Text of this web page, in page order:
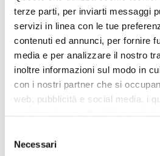
terze parti, per inviarti messaggi
servizi in linea con le tue
contenuti ed annunci, per fornire
media e per analizzare il nostro
inoltre informazioni sul modo in
con i nostri partner che si
web, pubblicità e social media, i
mera chiusura del banner non
Selection
Necessari
prezzi indicati nella presente scheda
e omissioni dovuti ad aggiornamenti
dati. Invitiamo i gentili clienti a
mail per verificare l’effettiva
veicolo. Il Gruppo Elitcar declina ogni
errori o incongruenze, che non
impegno contrattuale.
VETTURA CAR SPECIALIST
garanzia e relativa dichiarazione di
vostra disposizione per la prova su